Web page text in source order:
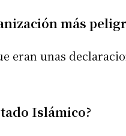
más
unas
Islámico?